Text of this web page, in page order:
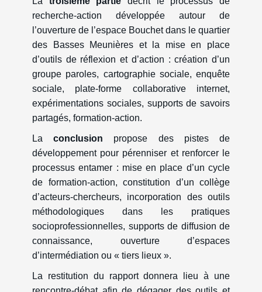
recherche-action développée autour de
l’ouverture de l’espace Bouchet dans le quartier
des Basses Meunières et la mise en place
d’outils de réflexion et d’action : création d’un
groupe paroles, cartographie sociale, enquête
sociale, plate-forme collaborative internet,
expérimentations sociales, supports de savoirs
partagés, formation-action.
Laconclusion propose des pistes de
développement pour pérenniser et renforcer le
processus entamer : mise en place d’un cycle
de formation-action, constitution d’un collège
d’acteurs-chercheurs, incorporation des outils
méthodologiques dans les pratiques
socioprofessionnelles, supports de diffusion de
connaissance, ouverture d’espaces
d’intermédiation ou « tiers lieux ».
La restitution du rapport donnera lieu à une